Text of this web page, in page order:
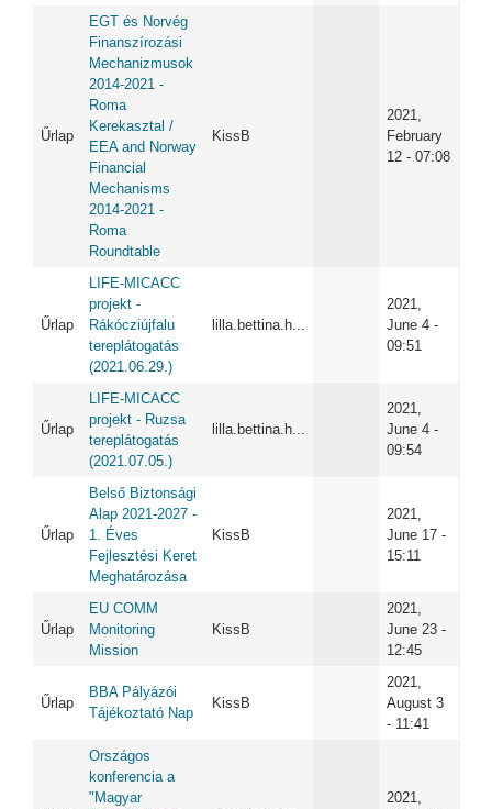
Űrlap
EGT és Norvég
Finanszírozási
Mechanizmusok
2014-2021 -
Roma
Kerekasztal /
EEA and Norway
Financial
Mechanisms
2014-2021 -
Roma
Roundtable
KissB
2021,
February
12 - 07:08
Űrlap
LIFE-MICACC
projekt -
Rákócziújfalu
tereplátogatás
(2021.06.29.)
lilla.bettina.h...
2021,
June 4 -
09:51
Űrlap
LIFE-MICACC
projekt - Ruzsa
tereplátogatás
(2021.07.05.)
lilla.bettina.h...
2021,
June 4 -
09:54
Űrlap
Belső Biztonsági
Alap 2021-2027 -
1. Éves
Fejlesztési Keret
Meghatározása
KissB
2021,
June 17 -
15:11
Űrlap
EU COMM
Monitoring
Mission
KissB
2021,
June 23 -
12:45
Űrlap
BBA Pályázói
Tájékoztató Nap
KissB
2021,
August 3
- 11:41
Országos
konferencia a
"Magyar
2021,